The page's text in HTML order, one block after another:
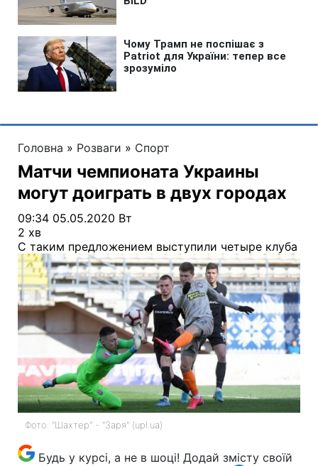
Головна » Розваги » Спорт
Матчи чемпионата Украины
могут доиграть в двух городах
09:34 05.05.2020 Вт
2 хв
С таким предложением выступили четыре клуба
Фото: "Шахтер" - "Заря" (upl.ua)
Будь у курсі, а не в шоці! Додай змісту своїй